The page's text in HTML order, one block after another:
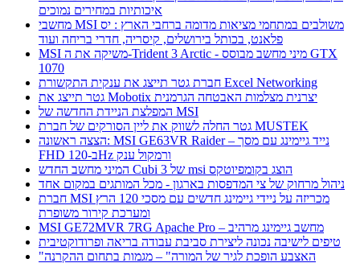
איכותיות במחירים נמוכים
מחשבי MSI משולבים במתחמי מציאות מדומה ברחבי הארץ : יס
פלאנט, בכותל בירושלים, קיסריה, חדרי בריחה ועוד
MSI משיקה את ה-Trident 3 Arctic - מיני מחשב מבוסס GTX
1070
חברת גטר תייצג את ענקית התקשורת Excel Networking
גטר תייצג את Mobotix יצרנית מצלמות האבטחה הגרמנית
המפלצת הניידת החדשה של MSI
גטר החלה לשווק את ליין הסורקים של חברת MUSTEK
הצצה ראשונה: MSI GE63VR Raider – נייד גיימינג עם מסך
FHD ב-120Hz ורמקול ענק
המיני מחשב החדש Cubi 3 של msi הוצג בקומפיוטקס
ניהול מרחוק של צי המדפסות בארגון - מכל המותגים במקום אחד
חברת MSI מכריזה על ניידי גיימינג חדשים עם מסכי 120 הרץ
ומערכת קירור משופרת
MSI GE72MVR 7RG Apache Pro – מחשב גיימינג מרהיב
טיפים לישיבה נכונה ליצירת סביבת עבודה בריאה ופרודוקטיבית
"האצבע הופכת לגיר של המורה" – מגמות בתחום ההקרנה